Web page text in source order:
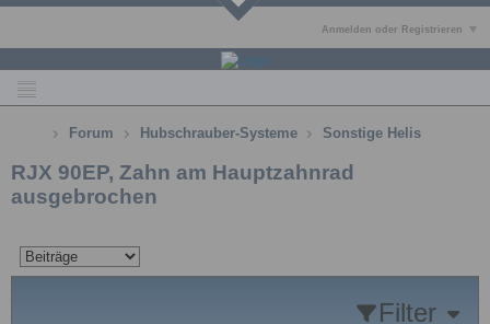
Anmelden oder Registrieren
Forum Hubschrauber-Systeme Sonstige Helis
RJX 90EP, Zahn am Hauptzahnrad
ausgebrochen
Filter